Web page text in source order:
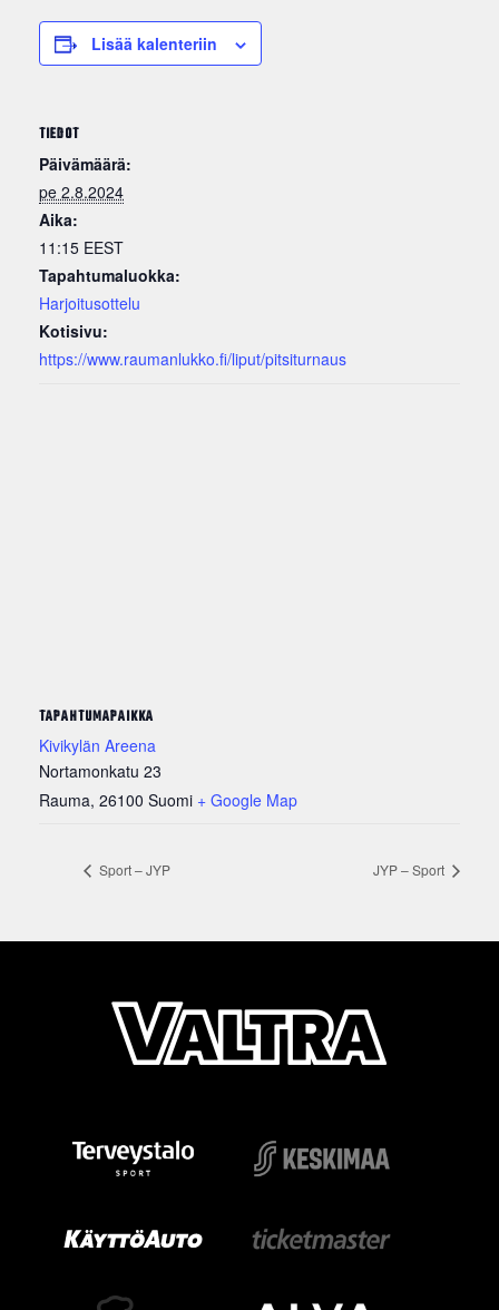
Lisää kalenteriin
TIEDOT
Päivämäärä:
pe 2.8.2024
Aika:
11:15 EEST
Tapahtumaluokka:
Harjoitusottelu
Kotisivu:
https://www.raumanlukko.fi/liput/pitsiturnaus
TAPAHTUMAPAIKKA
Kivikylän Areena
Nortamonkatu 23
Rauma, 26100 Suomi + Google Map
Sport – JYP JYP – Sport